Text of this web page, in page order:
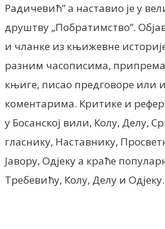
Радичевић” а наставио је у
друштву „Побратимство”.
и чланке из књижевне
разним часописима,
књиге, писао предговоре или
коментарима. Критике и
у Босанској вили, Колу, Делу,
гласнику, Наставнику,
Јавору, Одјеку а краће
Требевићу, Колу, Делу и Одјеку.